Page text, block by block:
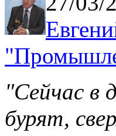
"Сейчас в
бурят,